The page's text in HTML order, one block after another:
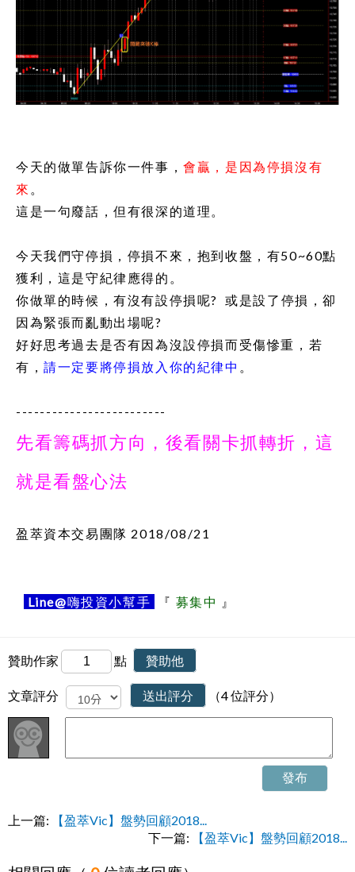
今天的做單告訴你一件事，會贏，是因為停損沒有
來 。
這是一句廢話，但有很深的道理。
今天我們守停損，停損不來，抱到收盤，有50~60點
獲利，這是守紀律應得的。
你做單的時候，有沒有設停損呢? 或是設了停損，卻
因為緊張而亂動出場呢?
好好思考過去是否有因為沒設停損而受傷慘重，若
有，請一定要將停損放入你的紀律中 。
-------------------------
先看籌碼抓方向，後看關卡抓轉折，這
就是看盤心法
盈萃資本交易團隊 2018/08/21
Line@嗨投資小幫手 『 募集中 』
贊助作家 點 贊助他
文章評分 送出評分 （4 位評分）
發布
上一篇:
【盈萃Vic】盤勢回顧2018...
下一篇:
【盈萃Vic】盤勢回顧2018...